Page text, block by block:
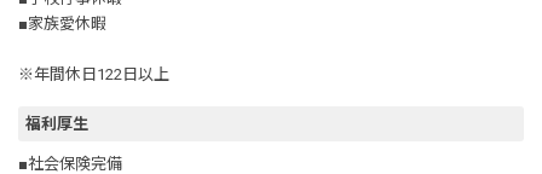
■家族愛休暇
※年間休日122日以上
福利厚生
■社会保険完備